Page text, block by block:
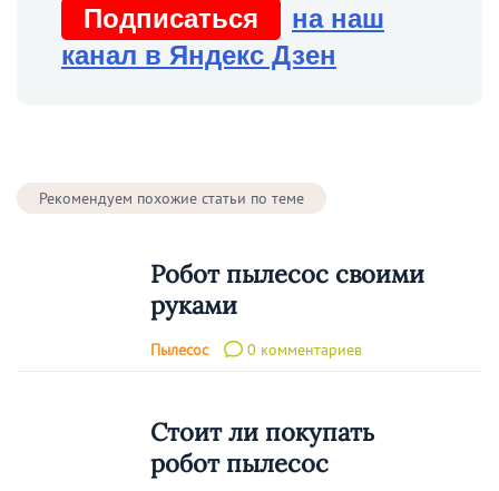
Подписаться
на наш
канал в Яндекс Дзен
Рекомендуем похожие статьи по теме
Робот пылесос своими
руками
Пылесос 0 комментариев
Стоит ли покупать
робот пылесос